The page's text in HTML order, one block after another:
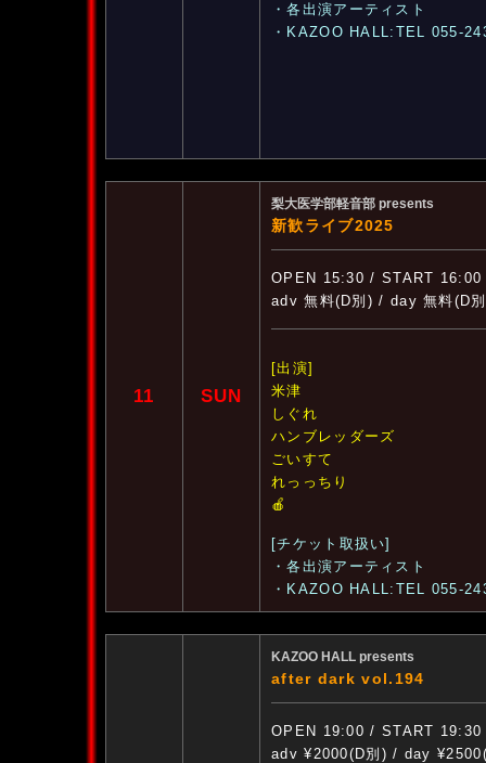
・各出演アーティスト
・KAZOO HALL:TEL 055-
11 SUN
梨大医学部軽音部 presents
新歓ライブ2025
OPEN 15:30 / START 16:00
adv 無料(D別) / day 無料(D
[出演]
米津
しぐれ
ハンブレッダーズ
ごいすて
れっっちり
🍎
[チケット取扱い]
・各出演アーティスト
・KAZOO HALL:TEL 055-
KAZOO HALL presents
after dark vol.194
OPEN 19:00 / START 19:30
adv ¥2000(D別) / day